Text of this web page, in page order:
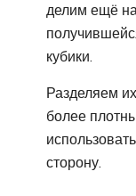
делим ещё
кубики.
Разделяем
более
сторону.